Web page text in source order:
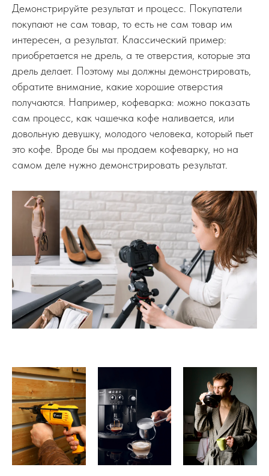
Демонстрируйте результат и процесс. Покупатели
покупают не сам товар, то есть не сам товар им
интересен, а результат. Классический пример:
приобретается не дрель, а те отверстия, которые эта
дрель делает. Поэтому мы должны демонстрировать,
обратите внимание, какие хорошие отверстия
получаются. Например, кофеварка: можно показать
сам процесс, как чашечка кофе наливается, или
довольную девушку, молодого человека, который пьет
это кофе. Вроде бы мы продаем кофеварку, но на
самом деле нужно демонстрировать результат.